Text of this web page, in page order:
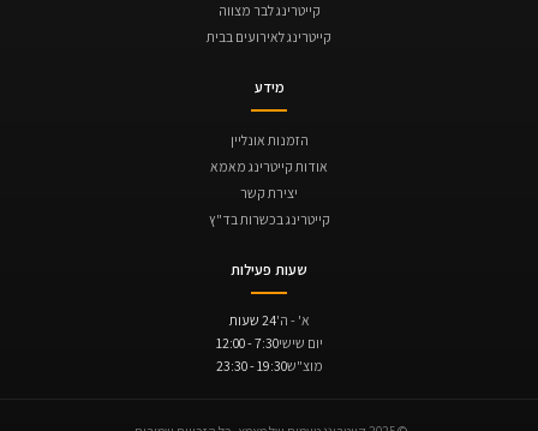
קייטרינג לבר מצווה
קייטרינג לאירועים בבית
מידע
הזמנות אונליין
אודות קייטרינג מאמא
יצירת קשר
קייטרינג בכשרות בד"ץ
שעות פעילות
א' - ה'24 שעות
יום שישי7:30 - 12:00
מוצ"ש19:30 - 23:30